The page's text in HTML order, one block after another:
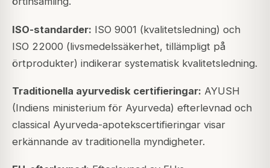
ISO-standarder: ISO 9001 (kvalitetsledning) och
ISO 22000 (livsmedelssäkerhet, tillämpligt på
örtprodukter) indikerar systematisk kvalitetsledning.
Traditionella ayurvedisk certifieringar: AYUSH
(Indiens ministerium för Ayurveda) efterlevnad och
classical Ayurveda-apotekscertifieringar visar
erkännande av traditionella myndigheter.